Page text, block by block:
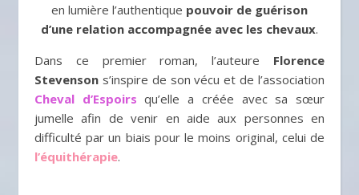
en lumière l’authentique pouvoir de guérison
d’une relation accompagnée avec les chevaux.
Dans ce premier roman, l’auteure Florence
Stevenson s’inspire de son vécu et de l’association
Cheval d’Espoirs qu’elle a créée avec sa sœur
jumelle afin de venir en aide aux personnes en
difficulté par un biais pour le moins original, celui de
l’équithérapie.